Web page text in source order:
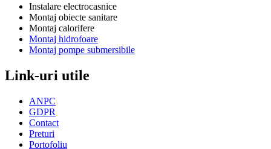
Instalare electrocasnice
Montaj obiecte sanitare
Montaj calorifere
Montaj hidrofoare
Montaj pompe submersibile
Link-uri utile
ANPC
GDPR
Contact
Preturi
Portofoliu